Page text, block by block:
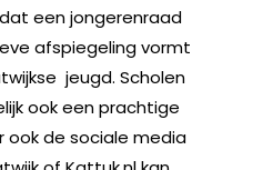
een jongerenraad
afspiegeling vormt
jeugd. Scholen
ook een prachtige
ook de sociale media